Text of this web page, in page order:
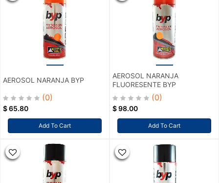
AEROSOL NARANJA BYP
(0)
$65.80
Add To Cart
AEROSOL NARANJA
FLUORESENTE BYP
(0)
$98.00
Add To Cart